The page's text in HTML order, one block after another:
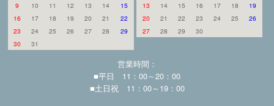
9
10 11 12 13 14
15
16
17 18 19 20 21
22
23
24 25 26 27 28
29
30
31
13
14 15 16 17 18
19
20
21 22 23 24 25
26
27
28 29 30
営業時間：
■平日 11：00～20：00
■土日祝 11：00～19：00